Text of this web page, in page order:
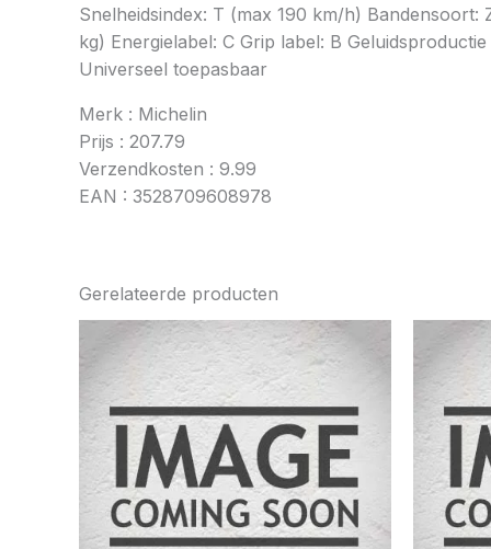
Snelheidsindex: T (max 190 km/h)
kg) Energielabel: C Grip label: B
Universeel toepasbaar
Merk : Michelin
Prijs : 207.79
Verzendkosten : 9.99
EAN : 3528709608978
Gerelateerde producten